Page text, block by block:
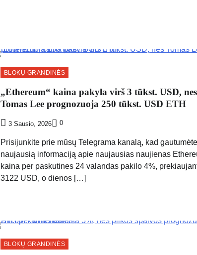
BLOKŲ GRANDINĖS
„Ethereum“ kaina pakyla virš 3 tūkst. USD, nes
Tomas Lee prognozuoja 250 tūkst. USD ETH
3 Sausio, 2026 0
Prisijunkite prie mūsų Telegrama kanalą, kad gautumėte
naujausią informaciją apie naujausias naujienas
kaina per paskutines 24 valandas pakilo 4%,
3122 USD, o dienos […]
BLOKŲ GRANDINĖS